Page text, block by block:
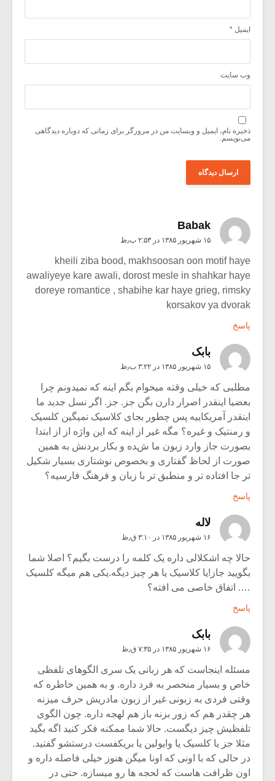
ایمیل *
وب‌ سایت
ذخیره نام، ایمیل و وبسایت من در مرورگر برای زمانی که دوباره دیدگاهی
می‌نویسم.
Babak
۱۵ شهریور ۱۳۸۵ در ۲:۵۳ ب٫ظ
kheili ziba bood, makhsoosan oon motif haye
awaliyeye kare awali, dorost mesle in shahkar haye
doreye romantice , shabihe kar haye grieg, rimsky
korsakov ya dvorak
پاسخ
بابک
۱۵ شهریور ۱۳۸۵ در ۳:۲۲ ب٫ظ
مطلبی که خیلی وقته میخوام بگم اینه که نمیدونم چرا
بعضیا اینقدر اصرار دارن بگن جز. جز. اگر نسل جدید ما
اینقدر آمریکاییه پس چطور بجای کلاسیک نمیگین کلسیک
و رمنتیک و غیره؟ مگه غیر از اینه که این واژه از از ابتدا
بصورت جاز وارد زبون ما شده و بکار بردنش به همین
صورت از لحاظ گفتاری و بخصوص نوشتاری بسیار شکیل
تر جا افتاده تر و منطبق تر با زبان و فرهنگ فارسیه؟
پاسخ
لاله
۱۶ شهریور ۱۳۸۵ در ۳:۱۰ ق٫ظ
حالا چه اشکلالی داره یک کلمه را درست بگیم؟ اصلا شما
بگویید جاز!یا کلاسیک یا هر چیز دیگه.یکی هم میگه کلسیک
…. اتفاق خاصی می افته؟
پاسخ
بابک
۱۶ شهریور ۱۳۸۵ در ۷:۳۵ ق٫ظ
مسئله اینجاست که هر زبانی یک سری الگوهای تلفظی
خاص و بسیار منحصر به فرد داره. و به همین خاطره که
وقتی فردی به زبونی غیر از زبون مادریش حرف میزنه
هر چقدر هم که زور بزنه باز هم لهجه داره. چون الگوی
تلفظیش چیز دیگست. حالا شما ممکنه فکر کنید اگه بگید
مثلا جز یا کلسیک یا وایولین یا بریکفست درستشو گفتید.
در حالی که با اونی که اونا میگن هنوز خیلی فاصله داره و
اون ظرافت هاست که لحجه ها رو میسازه. حتی در